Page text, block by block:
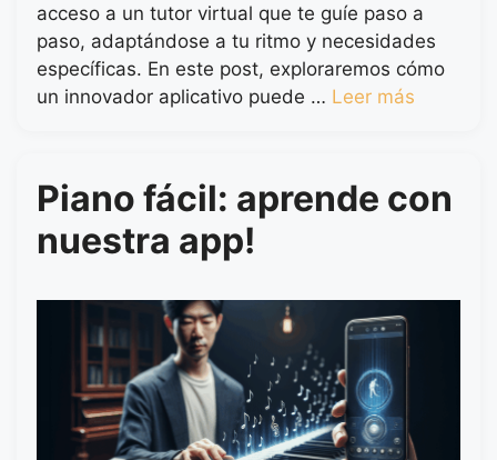
acceso a un tutor virtual que te guíe paso a
paso, adaptándose a tu ritmo y necesidades
específicas. En este post, exploraremos cómo
un innovador aplicativo puede … Leer más
Piano fácil: aprende con
nuestra app!